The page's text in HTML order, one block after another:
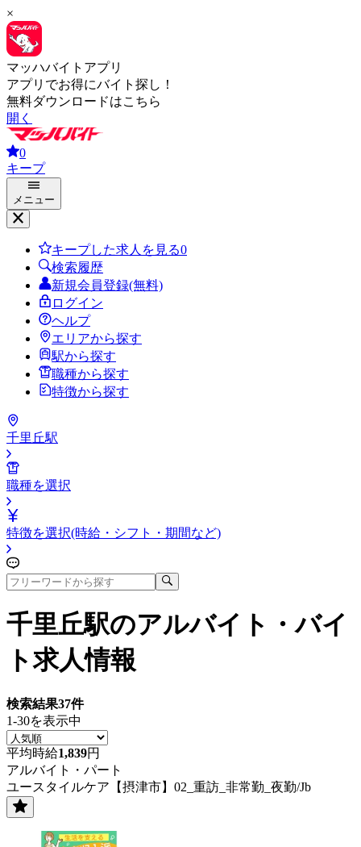
×
マッハバイトアプリ
アプリでお得にバイト探し！
無料ダウンロードはこちら
開く
0
キープ
メニュー
キープした求人を見る0
検索履歴
新規会員登録(無料)
ログイン
ヘルプ
エリアから探す
駅から探す
職種から探す
特徴から探す
千里丘駅
職種を選択
特徴を選択(時給・シフト・期間など)
千里丘駅のアルバイト・バイ
ト求人情報
検索結果37件
1-30を表示中
平均時給1,839円
アルバイト・パート
ユースタイルケア【摂津市】02_重訪_非常勤_夜勤/Jb